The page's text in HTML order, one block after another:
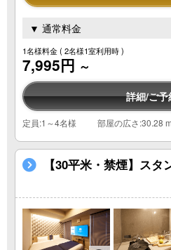
▼ 通常料金
1名様料金( 2名様1室利用時 )
7,995円 ～
詳細/ご予
定員:1～4名様 部屋の広さ:30.28 m
【30平米・禁煙】ス